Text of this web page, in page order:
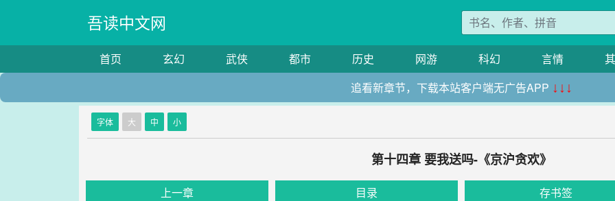
吾读中文网
首页 玄幻 武侠 都市 历史 网游 科幻 言情
追看新章节，下载本站客户端无广告APP ↓↓↓
字体 大 中 小
第十四章 要我送吗-《京沪贪欢》
上一章 目录 存书签